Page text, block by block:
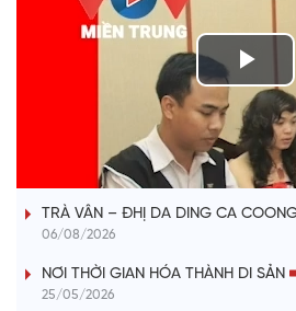
P
l
a
V
VÀI PHÚT DÀNH CHO QUẢNG BÁ
TRÀ VÂN – ĐHỊ DA DING CA
06/08/2026
NƠI THỜI GIAN HÓA THÀNH DI SẢN
25/05/2026